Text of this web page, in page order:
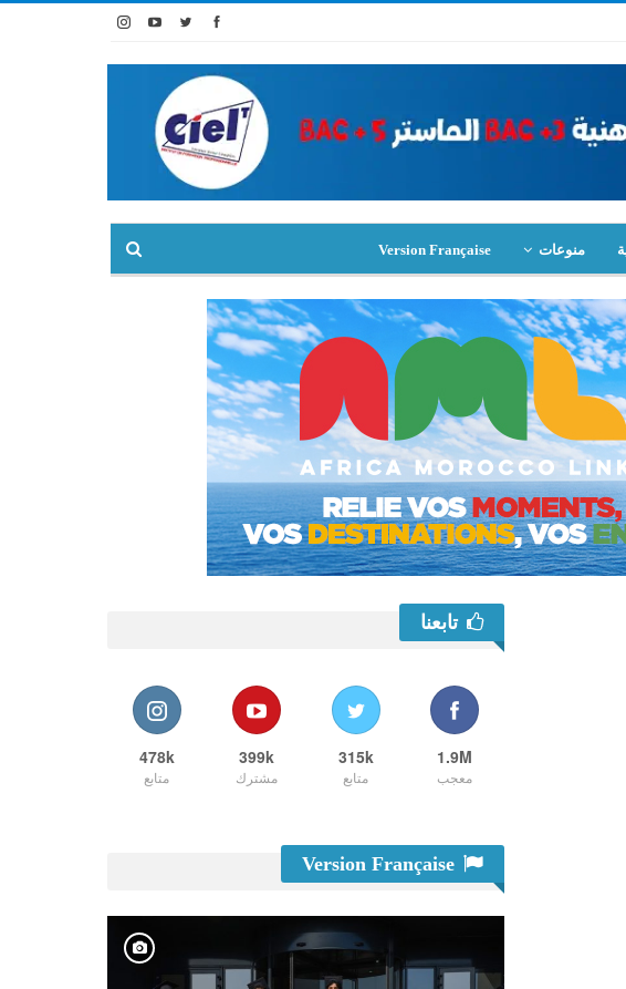
منوعات Version Française
تابعنا
1.9M
معجب
315k
متابع
399k
مشترك
478k
متابع